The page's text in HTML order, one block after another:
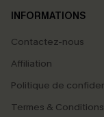
INFORMATIONS
Contactez-nous
Affiliation
Politique de
Termes & Conditions
marketing (y
pouvons utiliser les
savoir si ceux-ci ont